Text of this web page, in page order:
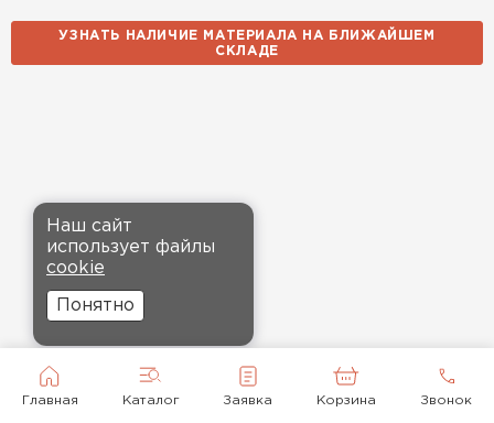
Главная Каталог Заявка Корзина Звонок
УЗНАТЬ НАЛИЧИЕ МАТЕРИАЛА НА БЛИЖАЙШЕМ
СКЛАДЕ
Наш сайт
использует файлы
cookie
Понятно